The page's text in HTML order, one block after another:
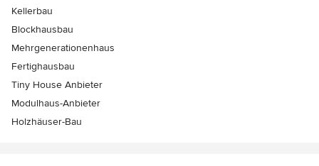
Kellerbau
Blockhausbau
Mehrgenerationenhaus
Fertighausbau
Tiny House Anbieter
Modulhaus-Anbieter
Holzhäuser-Bau